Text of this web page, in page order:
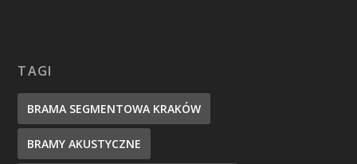
TAGI
BRAMA SEGMENTOWA KRAKÓW
BRAMY AKUSTYCZNE